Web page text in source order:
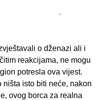
o dženazi ali i
reakcijama, ne mogu
potresla ova vijest.
isto biti neće, nakon
ovog borca za realna